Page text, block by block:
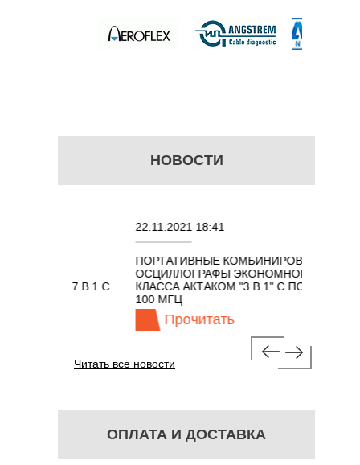
НОВОСТИ
7 В 1 С
22.11.2021 18:41
ПОРТАТИВНЫЕ КОМБИНИРОВАННЫЕ
ОСЦИЛЛОГРАФЫ ЭКОНОМНОГО
КЛАССА АКТАКОМ "3 В 1" С ПОЛОСОЙ
100 МГЦ
Прочитать
Читать все новости
ОПЛАТА И ДОСТАВКА